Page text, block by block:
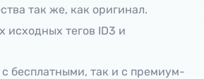
так же, как оригинал.
исходных тегов ID3 ​​и
бесплатными, так и с премиум-